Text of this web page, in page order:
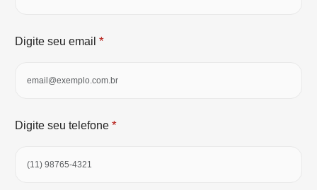
Digite seu email *
Digite seu telefone *